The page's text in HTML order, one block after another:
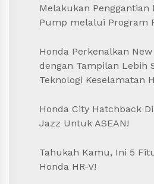
Melakukan Penggantian
Pump melalui Program
Honda Perkenalkan
dengan Tampilan Lebih
Teknologi Keselamatan
Honda City Hatchback
Jazz Untuk ASEAN!
Tahukah Kamu, Ini 5
Honda HR-V!